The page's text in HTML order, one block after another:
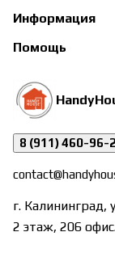
Информация
Помощь
8 (911) 460-96-
г. Калининград,
2 этаж, 206